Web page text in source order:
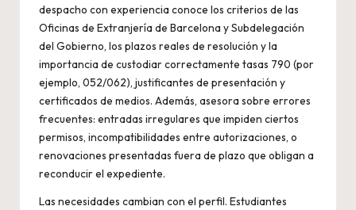
despacho con experiencia conoce los criterios de las
Oficinas de Extranjería de Barcelona y Subdelegación
del Gobierno, los plazos reales de resolución y la
importancia de custodiar correctamente tasas 790 (por
ejemplo, 052/062), justificantes de presentación y
certificados de medios. Además, asesora sobre errores
frecuentes: entradas irregulares que impiden ciertos
permisos, incompatibilidades entre autorizaciones, o
renovaciones presentadas fuera de plazo que obligan a
reconducir el expediente.
Las necesidades cambian con el perfil. Estudiantes